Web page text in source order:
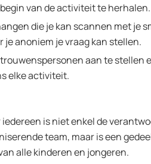
van de activiteit te herhalen.
die je kan scannen met je
je anoniem je vraag kan stellen.
aan te
elke activiteit.
is niet enkel de
team, maar is een
alle kinderen en jongeren.